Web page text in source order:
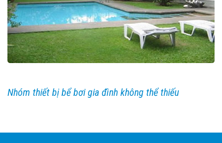
Nhóm thiết bị bể bơi gia đình không thể thiếu